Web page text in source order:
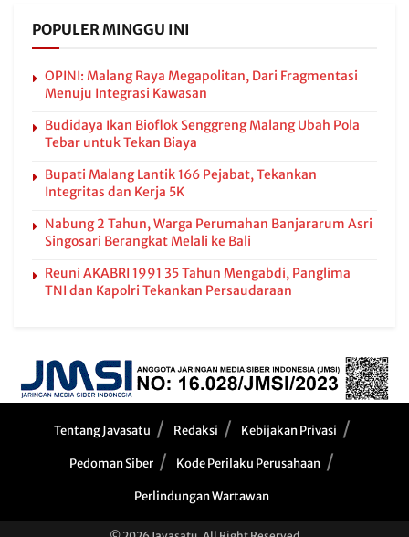
POPULER MINGGU INI
OPINI: Malang Raya Megapolitan, Dari Fragmentasi
Menuju Integrasi Kawasan
Budidaya Ikan Bioflok Senggreng Malang Ubah Pola
Tebar untuk Tekan Biaya
Bupati Malang Lantik 166 Pejabat, Tekankan
Integritas dan Kerja 5K
Nabung 2 Tahun, Warga Perumahan Banjararum Asri
Singosari Berangkat Melali ke Bali
Reuni AKABRI 1991 35 Tahun Mengabdi, Panglima
TNI dan Kapolri Tekankan Persaudaraan
Tentang Javasatu Redaksi Kebijakan Privasi
Pedoman Siber Kode Perilaku Perusahaan
Perlindungan Wartawan